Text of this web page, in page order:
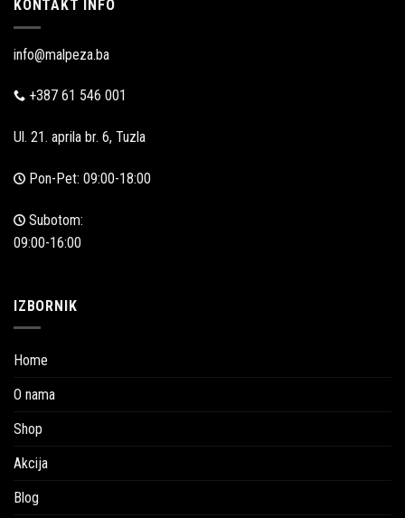
KONTAKT INFO
info@malpeza.ba
+387 61 546 001
Ul. 21. aprila br. 6, Tuzla
Pon-Pet: 09:00-18:00
Subotom:
09:00-16:00
IZBORNIK
Home
O nama
Shop
Akcija
Blog